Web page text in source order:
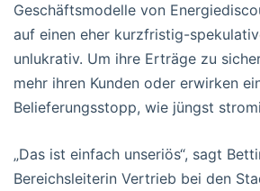
Geschäftsmodelle von
auf einen eher kurzfristig-
unlukrativ. Um ihre Erträge zu
mehr ihren Kunden oder erwirken
Belieferungsstopp, wie jüngst
„Das ist einfach unseriös“, sagt
Bereichsleiterin Vertrieb bei den